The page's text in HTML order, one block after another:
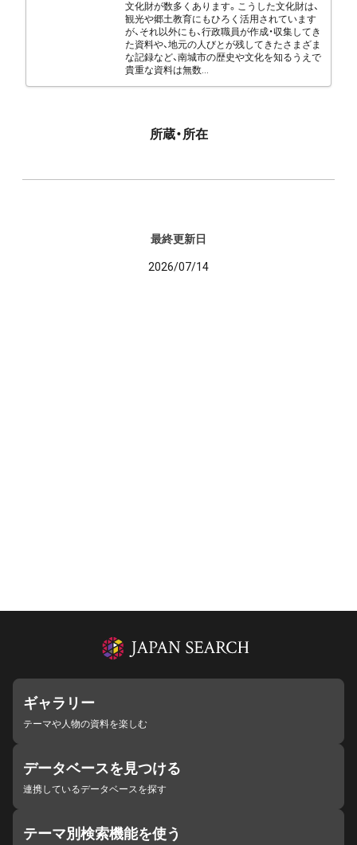
文化財が数多くあります。こうした文化財は、
観光や郷土教育にもひろく活用されています
が、それ以外にも、行政職員が作成・収集してき
た資料や、地元の人びとが残してきたさまざま
な記録など、南城市の歴史や文化を知るうえで
貴重な資料は無数...
所蔵・所在
最終更新日
2026/07/14
ギャラリー
テーマや人物の資料を楽しむ
データベースを見つける
連携しているデータベースを探す
テーマ別検索機能を使う